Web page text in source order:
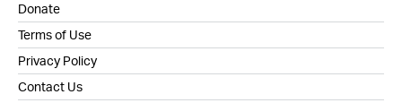
Donate
Terms of Use
Privacy Policy
Contact Us